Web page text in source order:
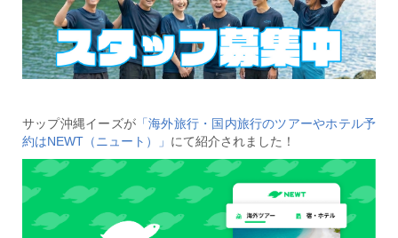
サップ沖縄イーズが 「海外旅行・国内旅行のツアーやホテル予
約はNEWT（ニュート）」 にて紹介されました！